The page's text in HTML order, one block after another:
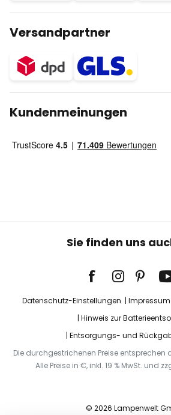
Versandpartner
Kundenmeinungen
Sie finden uns
Datenschutz-Einstellungen Impressum
Hinweis zur
Entsorgungs- und
Die durchgestrichenen Preise entsprechen
Alle Preise in €, inkl. 19 % MwSt. und
© 2026 Lampenwelt